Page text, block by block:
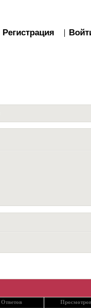
Регистрация
Ответов